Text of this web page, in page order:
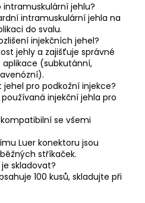
jehlu?
intramuskulární jehla na
do svalu.
injekčních jehel?
jehly a zajišťuje správné
(subkutánní,
pro podkožní injekce?
injekční jehla pro
kompatibilní se všemi
Luer konektoru jsou
stříkaček.
skladovat?
100 kusů, skladujte při